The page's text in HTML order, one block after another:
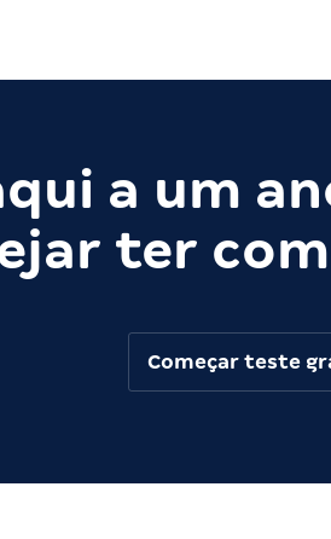
a um
ter
Começar teste